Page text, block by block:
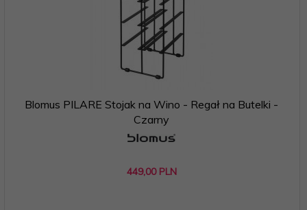
Blomus PILARE Stojak na Wino - Regał na Butelki -
Czarny
449,00 PLN